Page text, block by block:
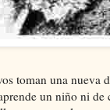
toman una
un niño ni